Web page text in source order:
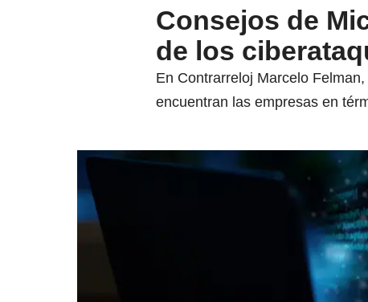
Consejos de
de los
En Contrarreloj Marcelo
encuentran las empresas en